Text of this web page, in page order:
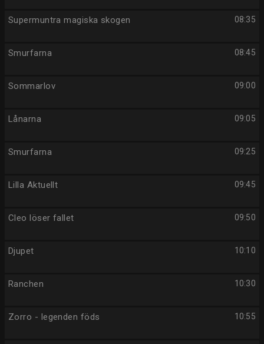
08:35
Supermuntra magiska skogen
08:45
Smurfarna
09:00
Sommarlov
09:05
Lånarna
09:25
Smurfarna
09:45
Lilla Aktuellt
09:50
Cleo löser fallet
10:10
Djupet
10:30
Ranchen
10:55
Zorro - legenden föds